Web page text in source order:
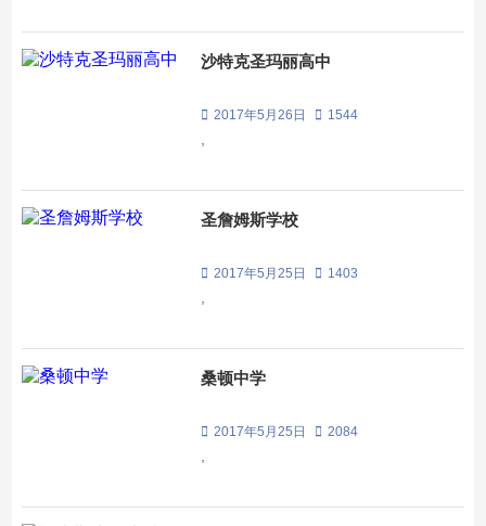
沙特克圣玛丽高中
2017年5月26日 1544
圣詹姆斯学校
2017年5月25日 1403
桑顿中学
2017年5月25日 2084